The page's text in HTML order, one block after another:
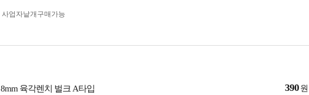
사업자 낱개구매가능
8mm 육각렌치 벌크 A타입 390 원